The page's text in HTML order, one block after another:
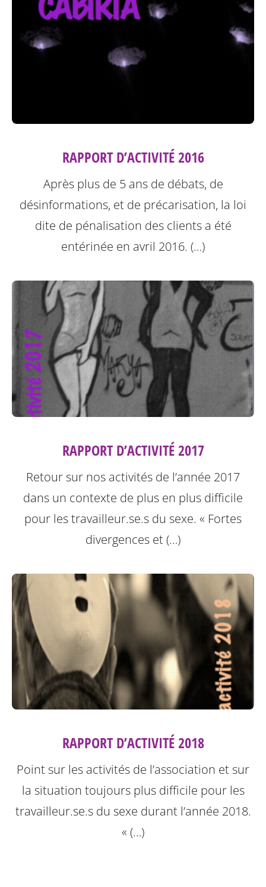
RAPPORT D’ACTIVITÉ 2016
Après plus de 5 ans de débats, de
désinformations, et de précarisation, la loi
dite de pénalisation des clients a été
entérinée en avril 2016. (…)
RAPPORT D’ACTIVITÉ 2017
Retour sur nos activités de l’année 2017
dans un contexte de plus en plus difficile
pour les travailleur.se.s du sexe. « Fortes
divergences et (…)
RAPPORT D’ACTIVITÉ 2018
Point sur les activités de l’association et sur
la situation toujours plus difficile pour les
travailleur.se.s du sexe durant l’année 2018.
« (…)